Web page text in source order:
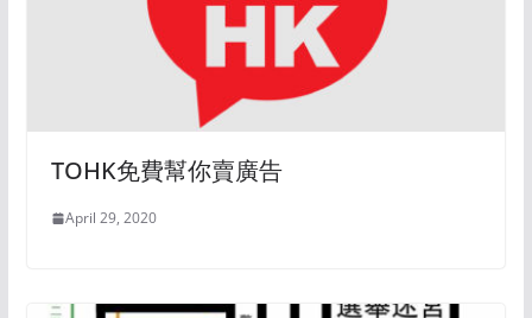
TOHK免費幫你賣廣告
April 29, 2020